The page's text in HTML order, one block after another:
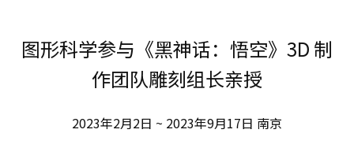
图形科学参与《黑神话：悟空》3D 制
作团队雕刻组长亲授
2023年2月2日 ~ 2023年9月17日 南京